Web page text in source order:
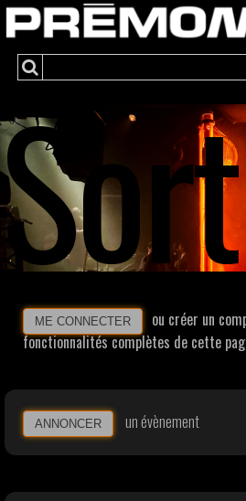
ME CONNECTER
ou créer un
fonctionnalités complètes de cette
ANNONCER un évènement